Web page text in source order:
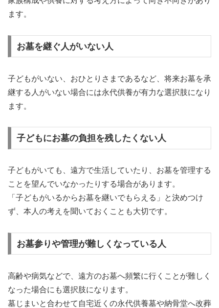
ます。
お墓を継ぐ人がいない人
子どもがいない、おひとりさまであるなど、将来お墓を承
継する人がいない場合には永代供養が有力な選択肢になり
ます。
子どもにお墓の負担を残したくない人
子どもがいても、遠方で生活していたり、お墓を管理する
ことを望んでいなかったりする場合があります。
「子どもがいるからお墓を継いでもらえる」と決めつけ
ず、本人の考えを聞いておくことも大切です。
お墓参りや管理が難しくなっている人
高齢や病気などで、遠方のお墓へ頻繁に行くことが難しく
なった場合にも選択肢になります。
墓じまいと合わせて自宅近くの永代供養墓や納骨堂へ改葬